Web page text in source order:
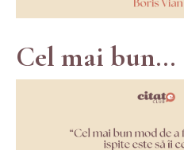
Cel mai bun...